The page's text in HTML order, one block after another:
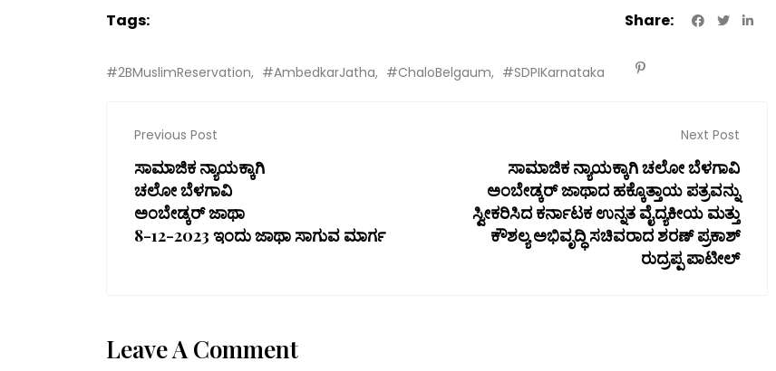
Tags:
#2BMuslimReservation #AmbedkarJatha #ChaloBelgaum #SDPIKarnataka
Share:
Previous Post
ಸಾಮಾಜಿಕ ನ್ಯಾಯಕ್ಕಾಗಿ
ಚಲೋ ಬೆಳಗಾವಿ
ಅಂಬೇಡ್ಕ‌ರ್ ಜಾಥಾ
8-12-2023 ಇಂದು ಜಾಥಾ ಸಾಗುವ ಮಾರ್ಗ
Next Post
ಸಾಮಾಜಿಕ ನ್ಯಾಯಕ್ಕಾಗಿ ಚಲೋ ಬೆಳಗಾವಿ
ಅಂಬೇಡ್ಕರ್ ಜಾಥಾದ ಹಕ್ಕೊತ್ತಾಯ ಪತ್ರವನ್ನು
ಸ್ವೀಕರಿಸಿದ ಕರ್ನಾಟಕ ಉನ್ನತ ವೈದ್ಯಕೀಯ ಮತ್ತು
ಕೌಶಲ್ಯ ಅಭಿವೃದ್ಧಿ ಸಚಿವರಾದ ಶರಣ್ ಪ್ರಕಾಶ್
ರುದ್ರಪ್ಪ ಪಾಟೀಲ್
Leave A Comment